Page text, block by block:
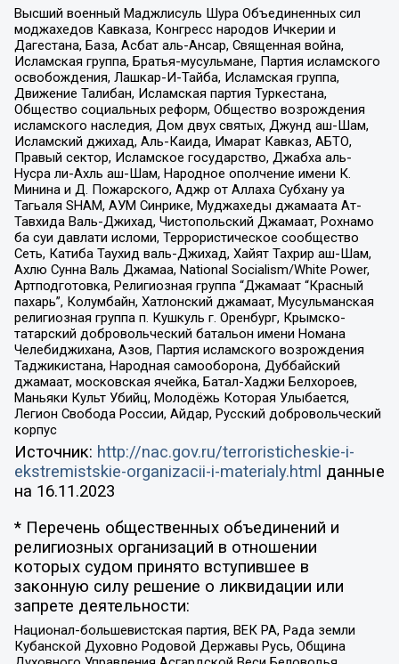
Высший военный Маджлисуль Шура Объединенных сил
моджахедов Кавказа, Конгресс народов Ичкерии и
Дагестана, База, Асбат аль-Ансар, Священная война,
Исламская группа, Братья-мусульмане, Партия исламского
освобождения, Лашкар-И-Тайба, Исламская группа,
Движение Талибан, Исламская партия Туркестана,
Общество социальных реформ, Общество возрождения
исламского наследия, Дом двух святых, Джунд аш-Шам,
Исламский джихад, Аль-Каида, Имарат Кавказ, АБТО,
Правый сектор, Исламское государство, Джабха аль-
Нусра ли-Ахль аш-Шам, Народное ополчение имени К.
Минина и Д. Пожарского, Аджр от Аллаха Субхану уа
Тагьаля SHAM, АУМ Синрике, Муджахеды джамаата Ат-
Тавхида Валь-Джихад, Чистопольский Джамаат, Рохнамо
ба суи давлати исломи, Террористическое сообщество
Сеть, Катиба Таухид валь-Джихад, Хайят Тахрир аш-Шам,
Ахлю Сунна Валь Джамаа, National Socialism/White Power,
Артподготовка, Религиозная группа “Джамаат “Красный
пахарь”, Колумбайн, Хатлонский джамаат, Мусульманская
религиозная группа п. Кушкуль г. Оренбург, Крымско-
татарский добровольческий батальон имени Номана
Челебиджихана, Азов, Партия исламского возрождения
Таджикистана, Народная самооборона, Дуббайский
джамаат, московская ячейка, Батал-Хаджи Белхороев,
Маньяки Культ Убийц, Молодёжь Которая Улыбается,
Легион Свобода России, Айдар, Русский добровольческий
корпус
Источник: http://nac.gov.ru/terroristicheskie-i-
ekstremistskie-organizacii-i-materialy.html данные
на 16.11.2023
* Перечень общественных объединений и
религиозных организаций в отношении
которых судом принято вступившее в
законную силу решение о ликвидации или
запрете деятельности:
Национал-большевистская партия, ВЕК РА, Рада земли
Кубанской Духовно Родовой Державы Русь, Община